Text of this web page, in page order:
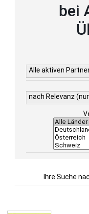
bei
Alle aktiven
nach Relevanz
Ihre Suche